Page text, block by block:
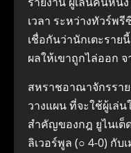
เวลา ระหว่างทัวร์พรี
เชื่อกันว่านักเตะราย
ผลให้เขาถูกไล่ออก
สหราชอาณาจักรรา
วางแผน ที่จะใช้ผู้เล่
สำคัญของกฎ ยูไนเ
ลิเวอร์พูล (○ 4-0) กับ